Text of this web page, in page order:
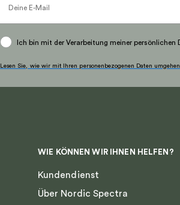
Ich bin mit der Verarbeitung meiner persönlichen
Lesen Sie, wie wir mit Ihren personenbezogenen Daten umgehen
WIE KÖNNEN WIR IHNEN HELFEN?
Kundendienst
Über Nordic Spectra